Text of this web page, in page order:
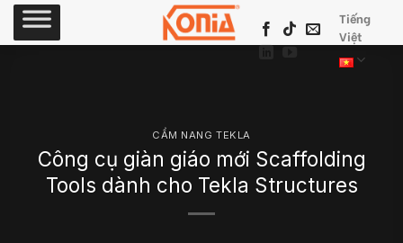
Skip
Tiếng
Việt
CẨM NANG TEKLA
Công cụ giàn giáo mới Scaffolding
Tools dành cho Tekla Structures